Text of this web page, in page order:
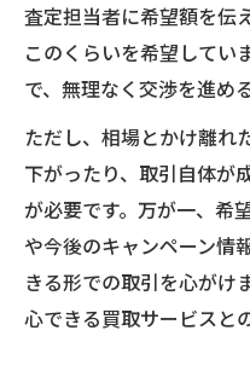
査定担当者に希望額を伝
このくらいを希望してい
で、無理なく交渉を進め
ただし、相場とかけ離れ
下がったり、取引自体が
が必要です。万が一、希
や今後のキャンペーン情
きる形での取引を心がけ
心できる買取サービスと